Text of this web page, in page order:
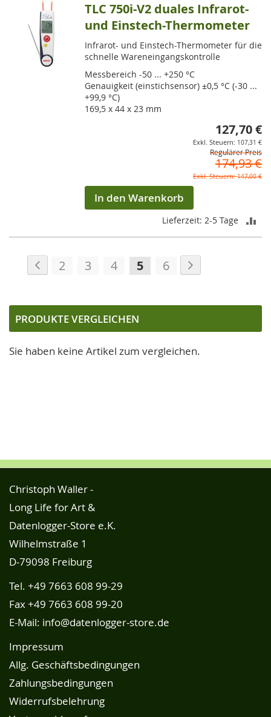
TLC 750i-V2 duales Infrarot-
und Einstech-Thermometer
Infrarot- und Einstech-Thermometer für die
schnelle Wareneingangskontrolle
Messbereich -50 ... +250 °C
Genauigkeit (einstichsensor) ±0,5 °C (-30 ...
+99,9 °C)
169,5 x 44 x 23 mm
127,70 €
107,31 €
Regulärer Preis
174,93 €
147,00 €
In den Warenkorb
Lieferzeit: 2-5 Tage
Seite
Seite
Zurück
Seite
2 Seite
3 Seite
4
Sie
gerade
die
5 Seite
6
PRODUKTE VERGLEICHEN
Sie haben keine Artikel zum vergleichen.
Christoph Waller -
Long Life for Art &
Datenlogger-Store e.K.
Wilhelmstraße 1
D-79098 Freiburg
Tel. +49 7663 608 99-29
Fax +49 7663 608 99-20
E-Mail: info@datenlogger-store.de
Impressum
Allg. Geschäftsbedingungen
Zahlungsbedingungen
Widerrufsbelehrung